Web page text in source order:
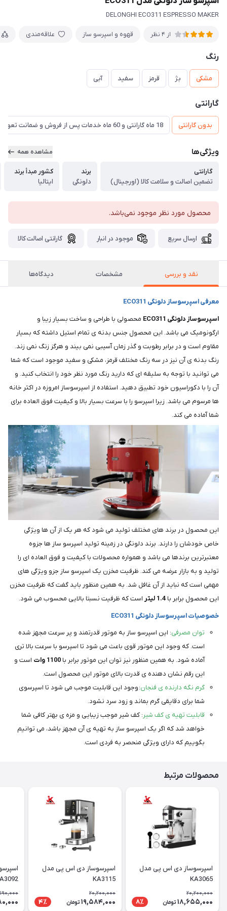
DELONGHI ECO311 ESPRESSO MAKER
از 4 نظر قهوه و اسپرسو ساز علاقه‌مندی
رنگ
مشکی بژ قرمز سفید آبی
گارانتی
بدون گارانتی 18 ماه گارانتی و 60 ماه خدمات پس از فروش و ضمانت تعویض
ویژگی‌ها مشاهده همه
گارانتی
تضمین اصالت و سلامت کالا (اورجینال)
برند
دلونگی
کشور مبدأ برند
ایتالیا
محصول مورد نظر موجود نمی‌باشد.
ارسال سریع موجود در انبار گارانتی اصالت کالا
نقد و بررسی مشخصات دیدگاه‌ها
معرفی اسپرسوساز دلونگی ECO311
اسپرسوساز دلونگی ECO311
محصولی با طراحی و ساخت بسیار زیبا و
ارگونومیک می باشد. این محصول جنس بدنه ی تمام استیل داشته که بسیار
مقاوم است و در برابر رطوبت و گذر زمان آسیبی نمی‌ بیند و هرگز زنگ نمی زند.
رنگ بدنه ی آن نیز در سه رنگ مختلف قرمز، مشکی و سفید موجود است که شما
می توانید با توجه به سلیقه ای که دارید رنگ مورد نظر خود را انتخاب کنید. و
آن را با دکوراسیون خود تطبیق دهید. استفاده از اسپرسوساز امروزه در اکثر خانه
ها مرسوم می باشد. زیرا اسپرسو را با سرعت بسیار بالا و کیفیت فوق العاده برای
شما آماده می‌ کند.
این محصول در برند های مختلف تولید می شود که هر یک از آن ها ویژگی
خاص خودشان را دارند. برند دلونگی در زمینه تولید اسپرسو ساز ها جزوه
معتبرترین برندها می باشد و همواره محصولات با کیفیت و فوق العاده ای را
تولید و به بازار عرضه می کند. ظرفیت مخزن یک اسپرسو ساز جزو ویژگی های
مهمی است که نباید از آن غافل شد. به همین منظور باید گفت که ظرفیت مخزن
این محصول برابر با 1.4 لیتر است که ظرفیت نسبتا بالایی محسوب می شود.
خصوصیات اسپرسوساز دلونگی ECO311
توان مصرفی: این اسپرسو ساز به موتور قدرتمند و پر سرعت مجهز شده
است. که وجود این موتور قوی باعث می‌ شود تا اسپرسو با سرعت بالا تری
آماده شود. به همین منظور نیز توان این موتور برابر با1100 وات است و
این رقم نشان دهنده ی قدرت بالای موتور این محصول است.
گرم نگه دارنده ی فنجان: وجود این قابلیت موجب می شود تا اسپرسوی
شما برای دقایقی گرم بماند و زود سرد نشود.
قابلیت تهیه ی کف شیر: کف شیر موجب زیبایی و مزه ی بهتر کافی شما
خواهد شد که اگر یک اسپرسو ساز به تهیه ی آن مجهز باشد، می توانیم
بگوییم که دارای ویژگی منحصر به فردی است.
محصولات مرتبط
اسپرسوساز دی اس پی مدل
KA3065
20,200,000
18,655,000 تومان 8٪
اسپرسوساز دی اس پی مدل
KA3115
20,200,000
19,584,000 تومان 4٪